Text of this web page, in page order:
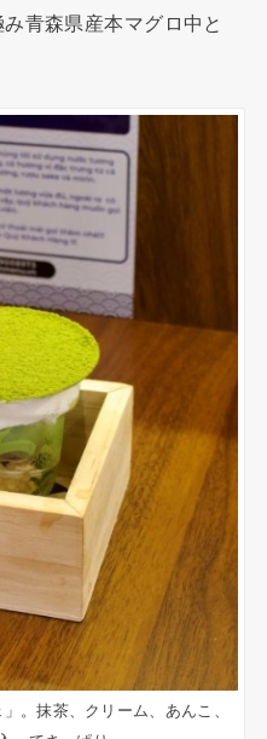
青森県産本マグロ中と
。抹茶、クリーム、あんこ、